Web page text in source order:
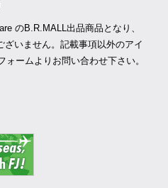
のB.R.MALL出品商品となり、
いません。記載事項以外のアイ
ームよりお問い合わせ下さい。